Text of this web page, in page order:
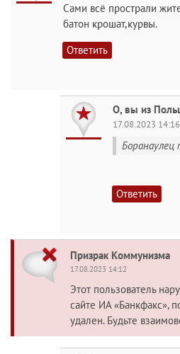
Сами всё прострали
батон крошат,курвы.
Ответить
О, вы из
17.08.2023 14:16
Боранаулец
Ответить
Призрак Коммунизма
17.08.2023 14:12
Этот пользователь
сайте ИА «Банкфакс»,
удален. Будьте